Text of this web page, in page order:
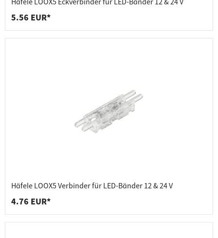
Häfele LOOX5 Eckverbinder für LED-Bänder 12 & 24 V
5.56 EUR*
Häfele LOOX5 Verbinder für LED-Bänder 12 & 24 V
4.76 EUR*